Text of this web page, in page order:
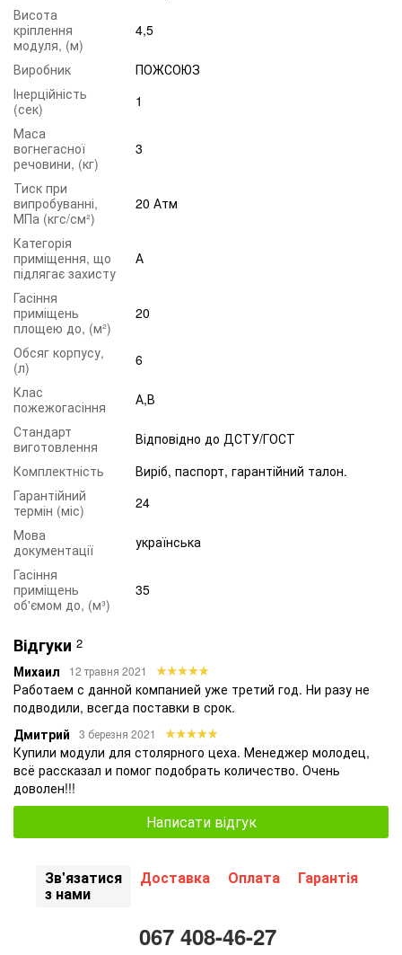
Висота
кріплення
модуля, (м)
4,5
Виробник
ПОЖСОЮЗ
Інерційність
(сек)
1
Маса
вогнегасної
речовини, (кг)
3
Тиск при
випробуванні,
МПа (кгс/см²)
20 Атм
Категорія
приміщення, що
підлягає захисту
А
Гасіння
приміщень
площею до, (м²)
20
Обсяг корпусу,
(л)
6
Клас
пожежогасіння
А,В
Стандарт
виготовлення
Відповідно до ДСТУ/ГОСТ
Комплектність
Виріб, паспорт, гарантійний талон.
Гарантійний
термін (міс)
24
Мова
документації
українська
Гасіння
приміщень
об'ємом до, (м³)
35
Відгуки 2
Михаил 12 травня 2021
Работаем с данной компанией уже третий год. Ни разу не
подводили, всегда поставки в срок.
Дмитрий
3 березня 2021
Купили модули для столярного цеха. Менеджер молодец,
всё рассказал и помог подобрать количество. Очень
доволен!!!
Написати відгук
Зв'язатися
з нами
Доставка Оплата Гарантія
067 408-46-27